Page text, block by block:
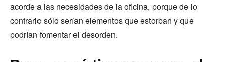
acorde a las necesidades de la oficina, porque de lo
contrario sólo serían elementos que estorban y que
podrían fomentar el desorden.